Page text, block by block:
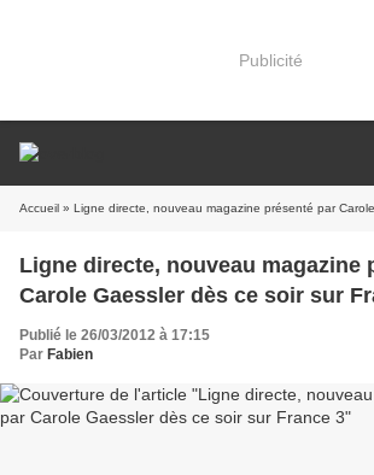
Publicité
Accueil » Ligne directe, nouveau magazine présenté par Carole
Ligne directe, nouveau magazine
Carole Gaessler dès ce soir sur
Publié le 26/03/2012 à 17:15
Par Fabien